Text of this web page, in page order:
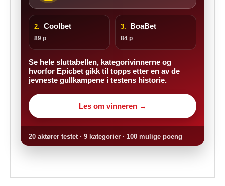
2. Coolbet
89 p
3. BoaBet
84 p
Se hele sluttabellen, kategorivinnerne og
hvorfor Epicbet gikk til topps etter en av de
jevneste gullkampene i testens historie.
Les om vinneren →
20 aktører testet · 9 kategorier · 100 mulige poeng